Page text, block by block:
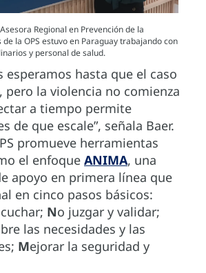
Regional en Prevención de la
de la OPS estuvo en Paraguay trabajando con
y personal de salud.
esperamos hasta que el caso
pero la violencia no comienza
a tiempo permite
de que escale”, señala Baer.
promueve herramientas
el enfoque ANIMA, una
apoyo en primera línea que
en cinco pasos básicos:
No juzgar y validar;
las necesidades y las
Mejorar la seguridad y